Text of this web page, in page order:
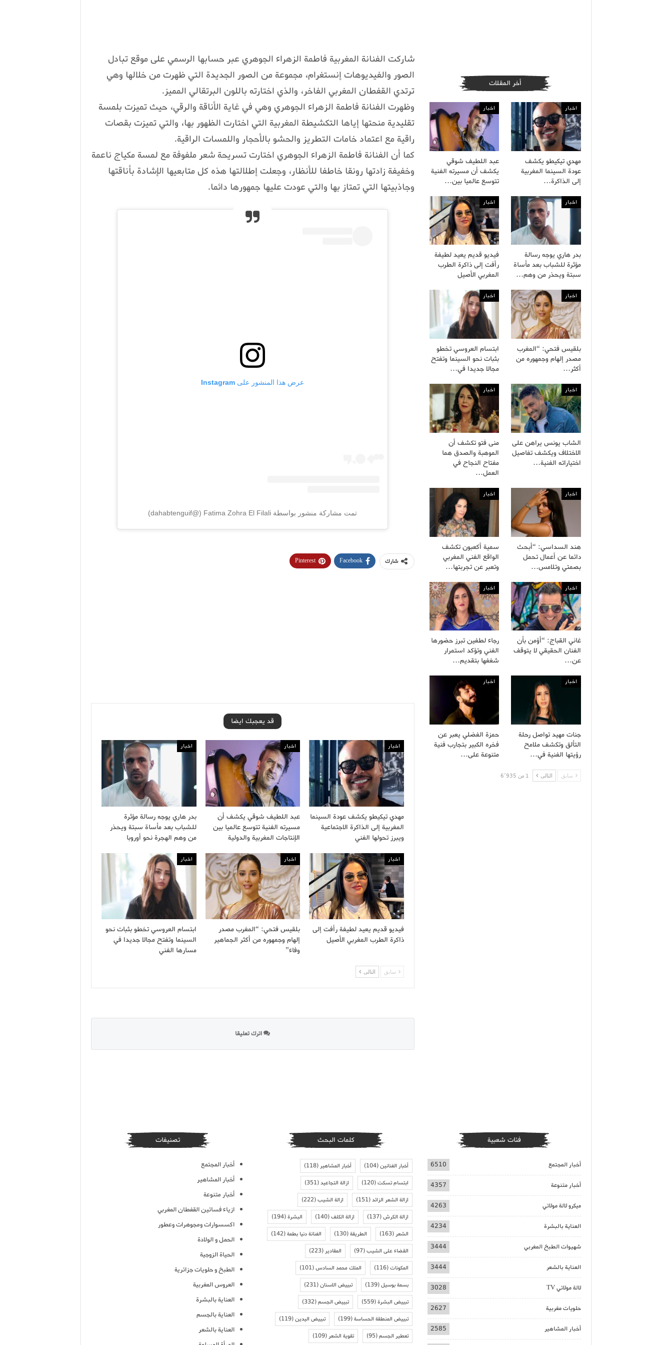
شاركت الفنانة المغربية فاطمة الزهراء الجوهري عبر حسابها الرسمي على موقع تبادل
الصور والفيديوهات إنستغرام، مجموعة من الصور الجديدة التي ظهرت من خلالها وهي
ترتدي القفطان المغربي الفاخر، والذي اختارته باللون البرتقالي المميز.
وظهرت الفنانة فاطمة الزهراء الجوهري وهي في غاية الأناقة والرقي، حيث تميزت بلمسة
تقليدية منحتها إياها التكشيطة المغربية التي اختارت الظهور بها، والتي تميزت بقصات
راقية مع اعتماد خامات التطريز والحشو بالأحجار واللمسات الراقية.
كما أن الفنانة فاطمة الزهراء الجوهري اختارت تسريحة شعر ملفوفة مع لمسة مكياج ناعمة
وخفيفة زادتها رونقا خاطفا للأنظار، وجعلت إطلالتها هذه كل متابعيها الإشادة بأناقتها
وجاذبيتها التي تمتاز بها والتي عودت عليها جمهورها دائما.
عرض هذا المنشور على Instagram
تمت مشاركة منشور بواسطة ‏‎Fatima Zohra El Filali‎‏ (@‏‎dahabtenguif‎‏)
شارك Facebook
Pinterest
قد يعجبك ايضا
اخبار
مهدي تيكيطو يكشف عودة السينما
المغربية إلى الذاكرة الاجتماعية
ويبرز تحولها الفني
اخبار
عبد اللطيف شوقي يكشف أن
مسيرته الفنية تتوسع عالميا بين
الإنتاجات المغربية والدولية
اخبار
بدر هاري يوجه رسالة مؤثرة
للشباب بعد مأساة سبتة ويحذر
من وهم الهجرة نحو أوروبا
اخبار
فيديو قديم يعيد لطيفة رأفت إلى
ذاكرة الطرب المغربي الأصيل
اخبار
بلقيس فتحي: “المغرب مصدر
إلهام وجمهوره من أكثر الجماهير
وفاء”
اخبار
ابتسام العروسي تخطو بثبات نحو
السينما وتفتح مجالا جديدا في
مسارها الفني
سابق التالى
اترك تعليقا
أخر المقلات
اخبار
مهدي تيكيطو يكشف
عودة السينما المغربية
إلى الذاكرة…
اخبار
عبد اللطيف شوقي
يكشف أن مسيرته الفنية
تتوسع عالميا بين…
اخبار
بدر هاري يوجه رسالة
مؤثرة للشباب بعد مأساة
سبتة ويحذر من وهم…
اخبار
فيديو قديم يعيد لطيفة
رأفت إلى ذاكرة الطرب
المغربي الأصيل
اخبار
بلقيس فتحي: “المغرب
مصدر إلهام وجمهوره من
أكثر…
اخبار
ابتسام العروسي تخطو
بثبات نحو السينما وتفتح
مجالا جديدا في…
اخبار
الشاب يونس يراهن على
الاختلاف ويكشف تفاصيل
اختياراته الفنية…
اخبار
منى فتو تكشف أن
الموهبة والصدق هما
مفتاح النجاح في
العمل…
اخبار
هند السداسي: “أبحث
دائما عن أعمال تحمل
بصمتي وتلامس…
اخبار
سمية أكعبون تكشف
الواقع الفني المغربي
وتعبر عن تجربتها…
اخبار
غاني القباج: “أؤمن بأن
الفنان الحقيقي لا يتوقف
عن…
اخبار
رجاء لطفين تبرز حضورها
الفني وتؤكد استمرار
شغفها بتقديم…
اخبار
جنات مهيد تواصل رحلة
التألق وتكشف ملامح
رؤيتها الفنية في…
اخبار
حمزة الفضلي يعبر عن
فخره الكبير بتجارب فنية
متنوعة على…
سابق التالى 1 من 6٬935
فئات شعبية
أخبار المجتمع 6510
أخبار متنوعة 4357
ميكرو لالة مولاتي 4263
العناية بالبشرة 4234
شهيوات الطبخ المغربي 3444
العناية بالشعر 3444
لالة مولاتي TV 3028
حلويات مغربية 2627
أخبار المشاهير 2585
كلمات البحث
أخبار الفنانين(104) أخبار المشاهير(118)
ابتسام تسكت(120) ازالة التجاعيد(351)
ازالة الشعر الزائد(151) ازالة الشيب(222)
ازالة الكرش(137) ازالة الكلف(140) البشرة(194)
الشعر(163) الطريقة(130) الفنانة دنيا بطمة(142)
القضاء على الشيب(97) المقادير(223)
المكونات(116) الملك محمد السادس(101)
بسمة بوسيل(139) تبييض الاسنان(231)
تبييض البشرة(559) تبييض الجسم(332)
تبييض المنطقة الحساسة(199) تبييض اليدين(119)
تعطير الجسم(95) تقوية الشعر(109)
تصنيفات
أخبار المجتمع
أخبار المشاهير
أخبار متنوعة
ازياء فساتين القفطان المغربي
اكسسوارات ومجوهرات وعطور
الحمل و الولادة
الحياة الزوجية
الطبخ و حلويات جزائرية
العروس المغربية
العناية بالبشرة
العناية بالجسم
العناية بالشعر